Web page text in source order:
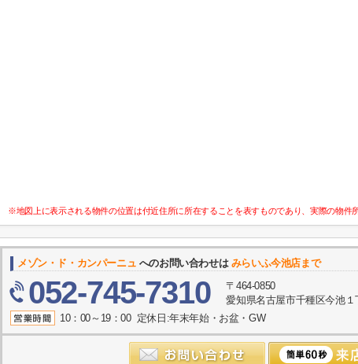
※地図上に表示される物件の位置は付近住所に所在することを表すものであり、実際の物件
メゾン・ド・カンパーニュ へのお問い合わせは みらいふ今池店まで
052-745-7310
〒464-0850
愛知県名古屋市千種区今池
10：00～19：00 定休日:年末年始・お盆・GW